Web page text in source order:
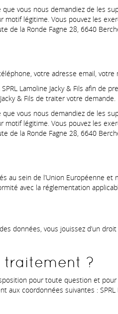
vous nous demandiez de les
légitime. Vous pouvez les
de la Ronde Fagne 28, 6640
votre adresse email,
Lamoline Jacky & Fils afin de
& Fils de traiter votre demande.
vous nous demandiez de les
légitime. Vous pouvez les
de la Ronde Fagne 28, 6640
au sein de l’Union Européenne
avec la réglementation
données, vous jouissez d’un
traitement ?
pour toute question et
coordonnées suivantes :